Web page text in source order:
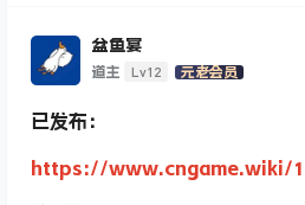
盆鱼宴
道主 Lv12 元老会员
已发布：
https://www.cngame.wiki/